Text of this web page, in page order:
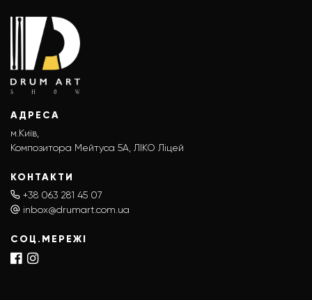
АДРЕСА
м.Київ,
Композитора Мейтуса 5А, ЛІКО Ліцей
КОНТАКТИ
+38 063 281 45 07
inbox@drumart.com.ua
СОЦ.МЕРЕЖІ